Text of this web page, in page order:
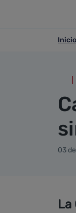
ir-a
Inicio
03
La